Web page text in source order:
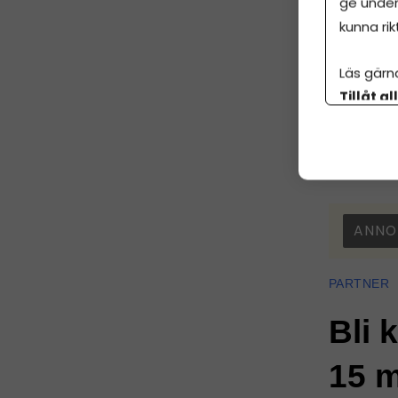
Affärsidéer
PARTNER
Bli
15
kunna
Läs
Tillåt